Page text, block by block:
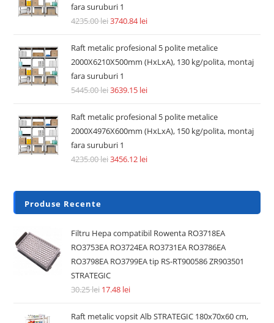
fara suruburi 1
4235.00lei3740.84lei
Raft metalic profesional 5 polite metalice
2000X6210X500mm (HxLxA), 130 kg/polita, montaj
fara suruburi 1
5445.00lei3639.15 lei
Raft metalic profesional 5 polite metalice
2000X4976X600mm (HxLxA), 150 kg/polita, montaj
fara suruburi 1
4235.00lei3456.12 lei
Produse Recente
Filtru Hepa compatibil Rowenta RO3718EA
RO3753EA RO3724EA RO3731EA RO3786EA
RO3798EA RO3799EA tip RS-RT900586 ZR903501
STRATEGIC
30.25lei 17.48 lei
Raft metalic vopsit Alb STRATEGIC 180x70x60 cm,